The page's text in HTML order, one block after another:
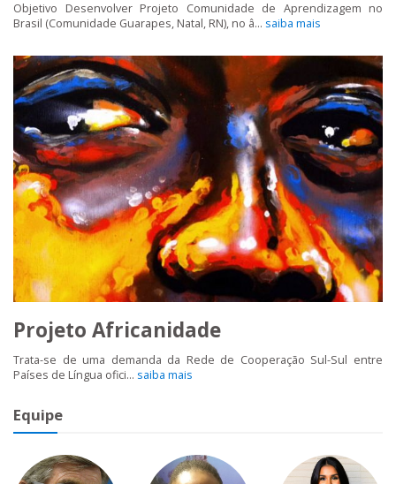
Objetivo Desenvolver Projeto Comunidade de Aprendizagem no
Brasil (Comunidade Guarapes, Natal, RN), no â... saiba mais
Projeto Africanidade
Trata-se de uma demanda da Rede de Cooperação Sul-Sul entre
Países de Língua ofici... saiba mais
Equipe